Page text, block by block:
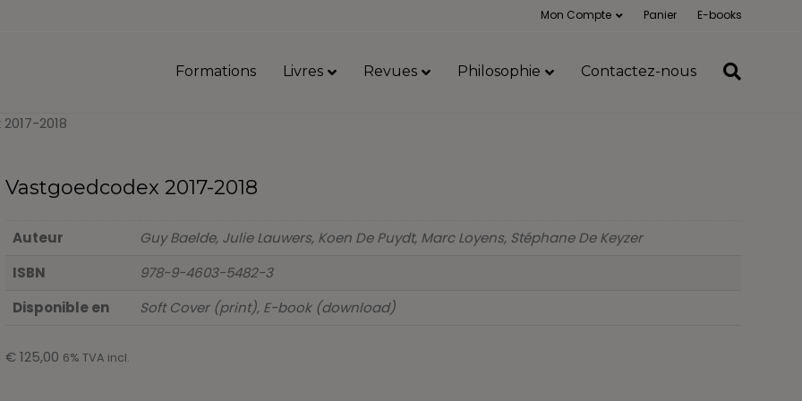
Mon Compte Panier E-books
Formations Livres Revues Philosophie Contactez-nous
2018
Vastgoedcodex 2017-2018
Auteur
Guy Baelde, Julie Lauwers, Koen De Puydt, Marc Loyens, Stéphane De Keyzer
ISBN
978-9-4603-5482-3
Disponible en
Soft Cover (print), E-book (download)
€ 125,00 6% TVA incl.